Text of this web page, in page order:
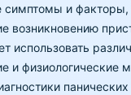
симптомы и факторы,
возникновению
использовать
и физиологические
панических